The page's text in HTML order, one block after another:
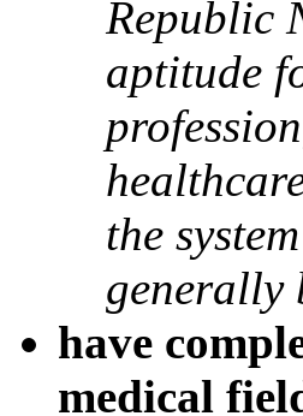
Republic
aptitude
the
generally
have
medical